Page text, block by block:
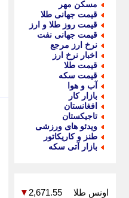
مسکن مهر
قیمت جهانی طلا
قیمت روز طلا و ارز
قیمت جهانی نفت
نرخ ارز مرجع
اخبار نرخ ارز
قیمت طلا
قیمت سکه
آب و هوا
بازار کار
افغانستان
تاجیکستان
ویدئو های ورزشی
طنز و کاریکاتور
بازار آتی سکه
اونس طلا 2,671.55
▼